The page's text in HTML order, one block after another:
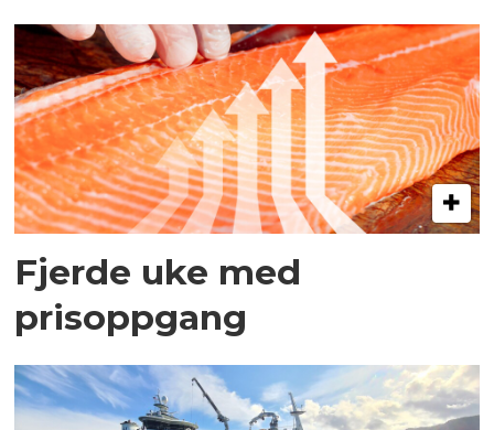
Fjerde uke med
prisoppgang